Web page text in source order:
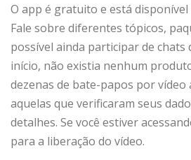
O app é gratuito e está disponível
Fale sobre diferentes tópicos,
possível ainda participar de chats
início, não existia nenhum
dezenas de bate-papos por
aquelas que verificaram seus
detalhes. Se você estiver
para a liberação do vídeo.